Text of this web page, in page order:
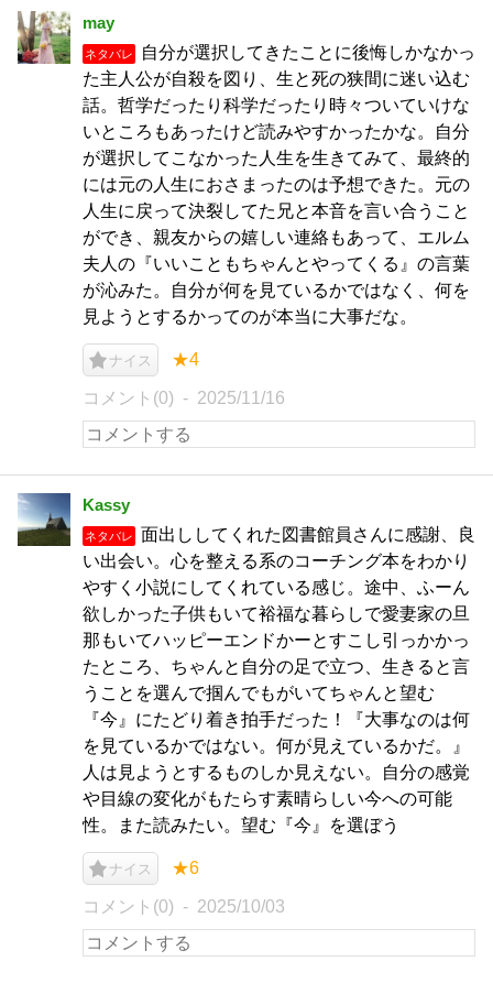
may
ネタバレ
自分が選択してきたことに後悔しかなかっ
た主人公が自殺を図り、生と死の狭間に迷い込む
話。哲学だったり科学だったり時々ついていけな
いところもあったけど読みやすかったかな。自分
が選択してこなかった人生を生きてみて、最終的
には元の人生におさまったのは予想できた。元の
人生に戻って決裂してた兄と本音を言い合うこと
ができ、親友からの嬉しい連絡もあって、エルム
夫人の『いいこともちゃんとやってくる』の言葉
が沁みた。自分が何を見ているかではなく、何を
見ようとするかってのが本当に大事だな。
ナイス ★4
コメント(0) 2025/11/16
Kassy
ネタバレ
面出ししてくれた図書館員さんに感謝、良
い出会い。心を整える系のコーチング本をわかり
やすく小説にしてくれている感じ。途中、ふーん
欲しかった子供もいて裕福な暮らしで愛妻家の旦
那もいてハッピーエンドかーとすこし引っかかっ
たところ、ちゃんと自分の足で立つ、生きると言
うことを選んで掴んでもがいてちゃんと望む
『今』にたどり着き拍手だった！『大事なのは何
を見ているかではない。何が見えているかだ。』
人は見ようとするものしか見えない。自分の感覚
や目線の変化がもたらす素晴らしい今への可能
性。また読みたい。望む『今』を選ぼう
ナイス ★6
コメント(0) 2025/10/03